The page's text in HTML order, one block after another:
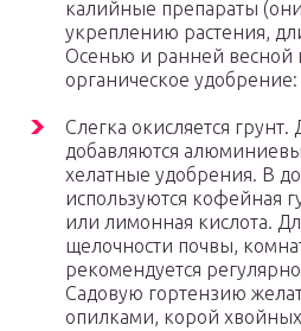
калийные препараты
укреплению растения,
Осенью и ранней весной
органическое
Слегка окисляется грунт.
добавляются
хелатные удобрения. В
используются кофейная
или лимонная кислота.
щелочности почвы,
рекомендуется
Садовую гортензию
опилками, корой